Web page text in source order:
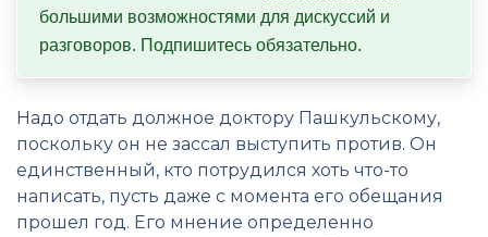
большими возможностями для дискуссий и
разговоров. Подпишитесь обязательно.
Надо отдать должное доктору Пашкульскому,
поскольку он не зассал выступить против. Он
единственный, кто потрудился хоть что-то
написать, пусть даже с момента его обещания
прошел год. Его мнение определенно